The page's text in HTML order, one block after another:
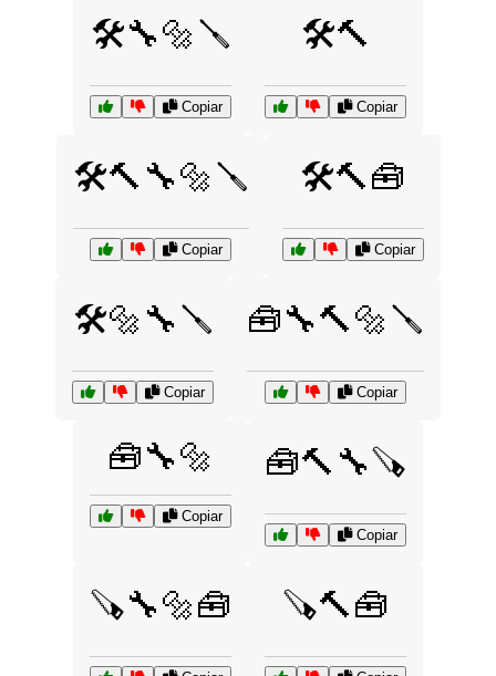
🛠️🔧🔩🪛
Copiar
🛠️🔨
Copiar
🛠️🔨🔧🔩🪛
Copiar
🛠️🔨🧰
Copiar
🛠️🔩🔧🪛
Copiar
🧰🔧🔨🔩🪛
Copiar
🧰🔧🔩
Copiar
🧰🔨🔧🪚
Copiar
🪚🔧🔩🧰 🪚🔨🧰